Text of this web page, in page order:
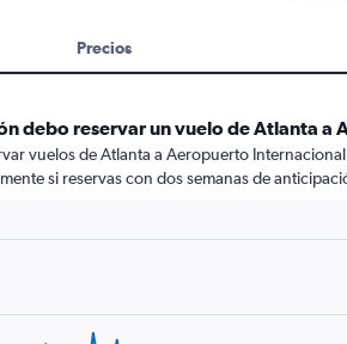
Precios
debo reservar un vuelo de Atlanta a
vuelos de Atlanta a Aeropuerto
si reservas con dos semanas de